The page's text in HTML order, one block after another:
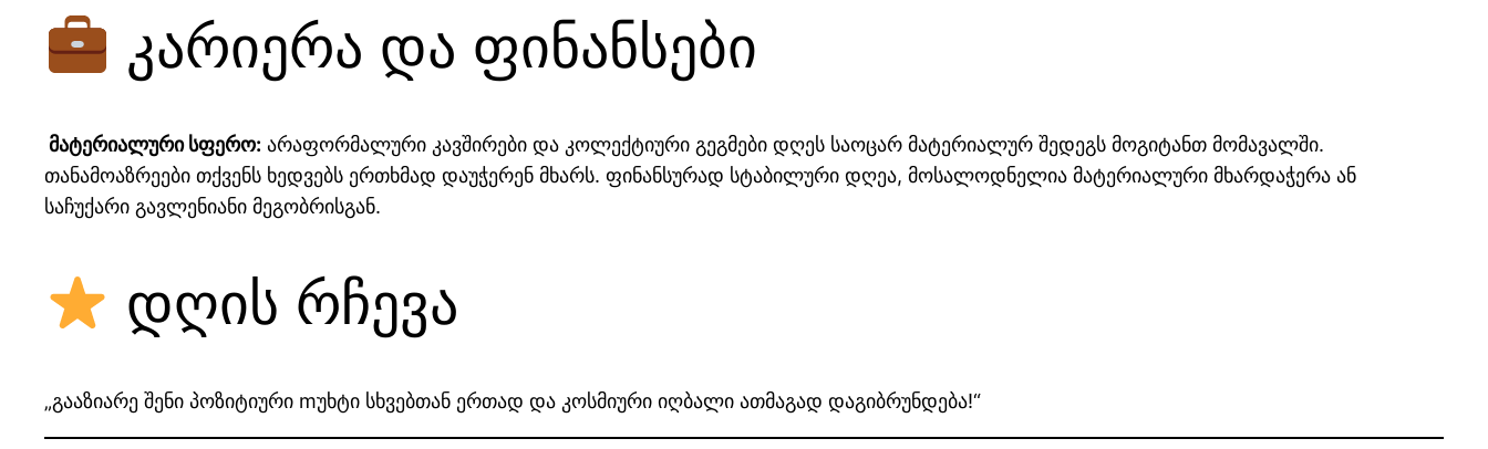
კარიერა და ფინანსები
მატერიალური სფერო: არაფორმალური კავშირები და კოლექტიური გეგმები დღეს საოცარ მატერიალურ შედეგს მოგიტანთ მომავალში.
თანამოაზრეები თქვენს ხედვებს ერთხმად დაუჭერენ მხარს. ფინანსურად სტაბილური დღეა, მოსალოდნელია მატერიალური მხარდაჭერა ან
საჩუქარი გავლენიანი მეგობრისგან.
დღის რჩევა
„გააზიარე შენი პოზიტიური mუხტი სხვებთან ერთად და კოსმიური იღბალი ათმაგად დაგიბრუნდება!“